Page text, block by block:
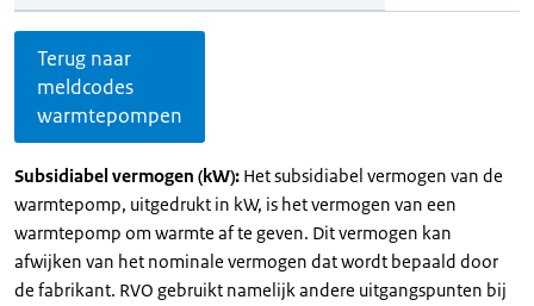
Terug naar
meldcodes
warmtepompen
Subsidiabel vermogen (kW): Het subsidiabel vermogen van de
warmtepomp, uitgedrukt in kW, is het vermogen van een
warmtepomp om warmte af te geven. Dit vermogen kan
afwijken van het nominale vermogen dat wordt bepaald door
de fabrikant. RVO gebruikt namelijk andere uitgangspunten bij